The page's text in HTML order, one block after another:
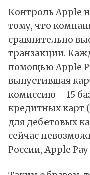
Контроль Apple
тому, что
сравнительно
транзакции.
помощью Apple
выпустившая
комиссию – 15
кредитных карт
для дебетовых
сейчас
России, Apple